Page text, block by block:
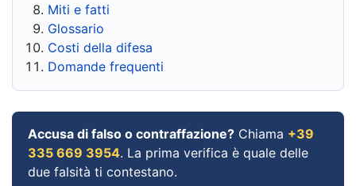
Miti e fatti
Glossario
Costi della difesa
Domande frequenti
Accusa di falso o contraffazione? Chiama +39
335 669 3954. La prima verifica è quale delle
due falsità ti contestano.